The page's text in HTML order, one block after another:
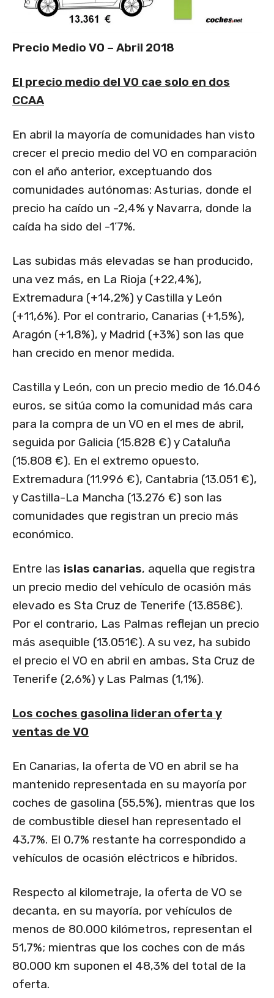
Precio Medio VO – Abril 2018
El precio medio del VO cae solo en dos
CCAA
En abril la mayoría de comunidades han visto
crecer el precio medio del VO en comparación
con el año anterior, exceptuando dos
comunidades autónomas: Asturias, donde el
precio ha caído un -2,4% y Navarra, donde la
caída ha sido del -1’7%.
Las subidas más elevadas se han producido,
una vez más, en La Rioja (+22,4%),
Extremadura (+14,2%) y Castilla y León
(+11,6%). Por el contrario, Canarias (+1,5%),
Aragón (+1,8%), y Madrid (+3%) son las que
han crecido en menor medida.
Castilla y León, con un precio medio de 16.046
euros, se sitúa como la comunidad más cara
para la compra de un VO en el mes de abril,
seguida por Galicia (15.828 €) y Cataluña
(15.808 €). En el extremo opuesto,
Extremadura (11.996 €), Cantabria (13.051 €),
y Castilla-La Mancha (13.276 €) son las
comunidades que registran un precio más
económico.
Entre las islas canarias, aquella que registra
un precio medio del vehículo de ocasión más
elevado es Sta Cruz de Tenerife (13.858€).
Por el contrario, Las Palmas reflejan un precio
más asequible (13.051€). A su vez, ha subido
el precio el VO en abril en ambas, Sta Cruz de
Tenerife (2,6%) y Las Palmas (1,1%).
Los coches gasolina lideran oferta y
ventas de VO
En Canarias, la oferta de VO en abril se ha
mantenido representada en su mayoría por
coches de gasolina (55,5%), mientras que los
de combustible diesel han representado el
43,7%. El 0,7% restante ha correspondido a
vehículos de ocasión eléctricos e híbridos.
Respecto al kilometraje, la oferta de VO se
decanta, en su mayoría, por vehículos de
menos de 80.000 kilómetros, representan el
51,7%; mientras que los coches con de más
80.000 km suponen el 48,3% del total de la
oferta.